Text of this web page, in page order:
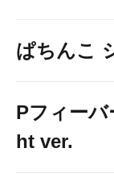
ぱちんこ
Pフィー
ht ver.